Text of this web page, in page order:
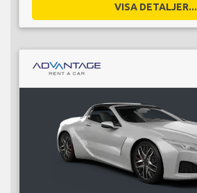
VISA DETALJER...